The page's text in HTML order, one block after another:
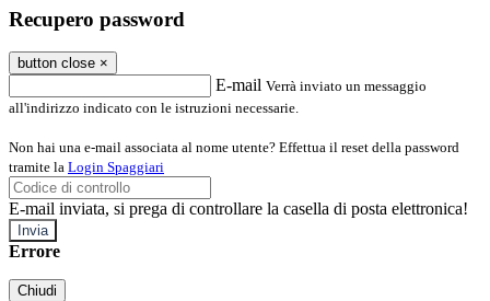
Recupero password
button close ×
E-mail Verrà inviato un messaggio
all'indirizzo indicato con le istruzioni necessarie.
Non hai una e-mail associata al nome utente? Effettua il reset della password
tramite la Login Spaggiari
E-mail inviata, si prega di controllare la casella di posta elettronica!
Errore
Chiudi